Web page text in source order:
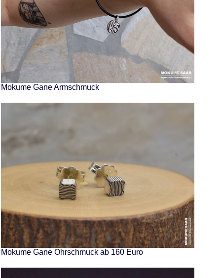
Mokume Gane Armschmuck
Mokume Gane Ohrschmuck ab 160 Euro